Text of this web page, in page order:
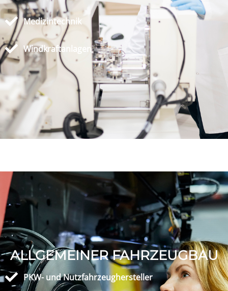
Medizintechnik
Windkraftanlagen
ALLGEMEINER FAHRZEUGBAU
PKW- und Nutzfahrzeughersteller